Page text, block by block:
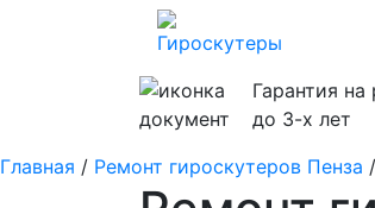
Гироскутеры
Гарантия на
до 3-х лет
Главная / Ремонт гироскутеров Пенза /